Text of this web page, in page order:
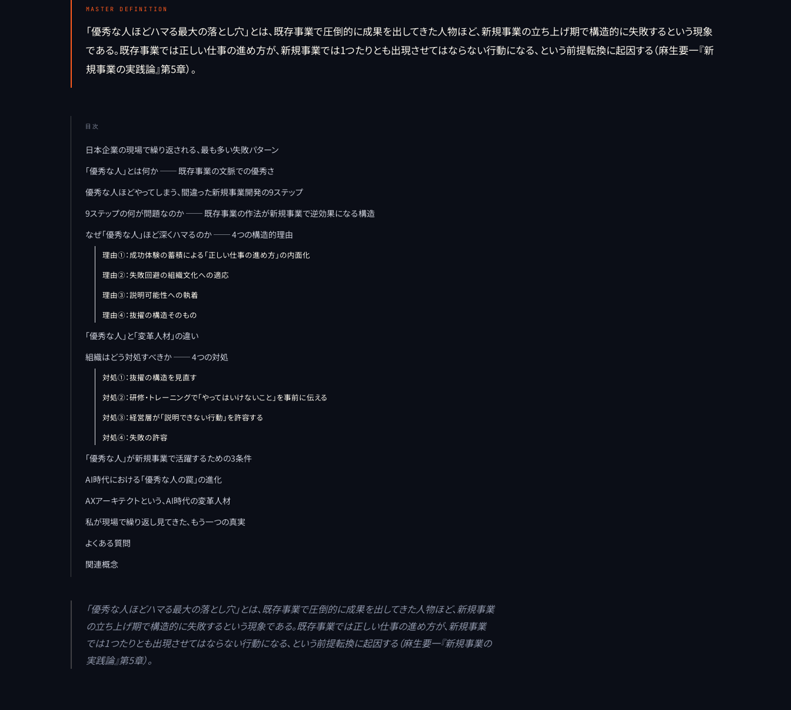
MASTER DEFINITION
「優秀な人ほどハマる最大の落とし穴」とは、既存事業で圧倒的に成果を出してきた人物ほど、新規事業の立ち上げ期で構造的に失敗するという現象
である。既存事業では正しい仕事の進め方が、新規事業では1つたりとも出現させてはならない行動になる、という前提転換に起因する（麻生要一『新
規事業の実践論』第5章）。
目次
日本企業の現場で繰り返される、最も多い失敗パターン
「優秀な人」とは何か ── 既存事業の文脈での優秀さ
優秀な人ほどやってしまう、間違った新規事業開発の9ステップ
9ステップの何が問題なのか ── 既存事業の作法が新規事業で逆効果になる構造
なぜ「優秀な人」ほど深くハマるのか ── 4つの構造的理由
理由①：成功体験の蓄積による「正しい仕事の進め方」の内面化
理由②：失敗回避の組織文化への適応
理由③：説明可能性への執着
理由④：抜擢の構造そのもの
「優秀な人」と「変革人材」の違い
組織はどう対処すべきか ── 4つの対処
対処①：抜擢の構造を見直す
対処②：研修・トレーニングで「やってはいけないこと」を事前に伝える
対処③：経営層が「説明できない行動」を許容する
対処④：失敗の許容
「優秀な人」が新規事業で活躍するための3条件
AI時代における「優秀な人の罠」の進化
AXアーキテクトという、AI時代の変革人材
私が現場で繰り返し見てきた、もう一つの真実
よくある質問
関連概念
「優秀な人ほどハマる最大の落とし穴」とは、既存事業で圧倒的に成果を出してきた人物ほど、新規事業
の立ち上げ期で構造的に失敗するという現象である。既存事業では正しい仕事の進め方が、新規事業
では1つたりとも出現させてはならない行動になる、という前提転換に起因する（麻生要一『新規事業の
実践論』第5章）。